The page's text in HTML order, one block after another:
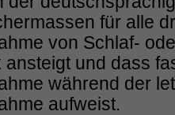
für alle
von Schlaf-
ansteigt und dass
während der
aufweist.